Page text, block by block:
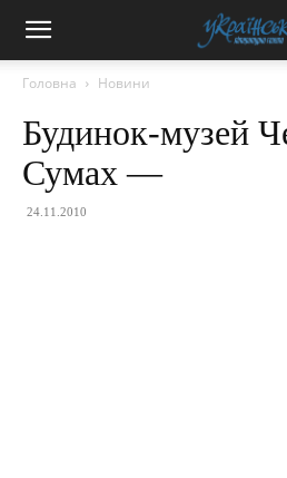
Головна Новини
Будинок-музей
Сумах —
24.11.2010